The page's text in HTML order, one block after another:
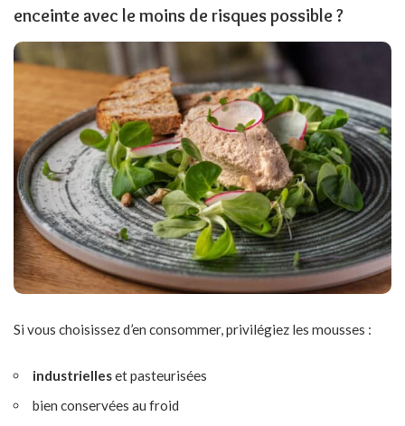
enceinte avec le moins de risques possible ?
Si vous choisissez d’en consommer, privilégiez les mousses :
industrielleset pasteurisées
bien conservées au froid